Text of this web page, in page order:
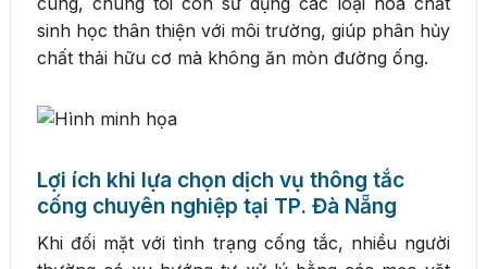
sinh học thân thiện với môi trường, giúp phân hủy
chất thải hữu cơ mà không ăn mòn đường ống.
Lợi ích khi lựa chọn dịch vụ thông tắc
cống chuyên nghiệp tại TP. Đà Nẵng
Khi đối mặt với tình trạng cống tắc, nhiều người